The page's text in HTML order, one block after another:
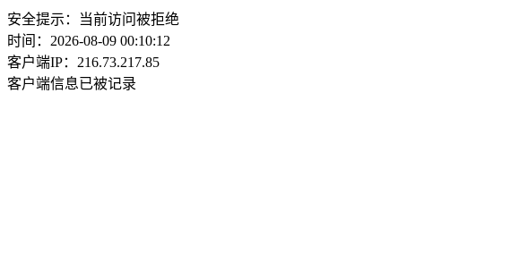
安全提示：当前访问被拒绝
时间：2026-08-09 00:10:12
客户端IP：216.73.217.85
客户端信息已被记录